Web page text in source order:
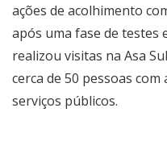
ações de acolhimento
após uma fase de testes
realizou visitas na Asa
cerca de 50 pessoas
serviços públicos.